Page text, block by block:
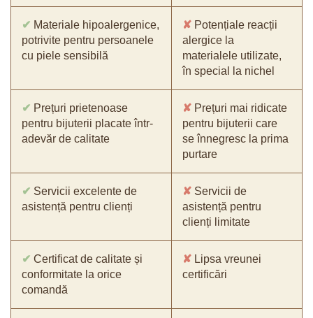
✔ Materiale hipoalergenice,
potrivite pentru persoanele
cu piele sensibilă
✘ Potențiale reacții
alergice la
materialele utilizate,
în special la nichel
✔ Prețuri prietenoase
pentru bijuterii placate într-
adevăr de calitate
✘ Prețuri mai ridicate
pentru bijuterii care
se înnegresc la prima
purtare
✔ Servicii excelente de
asistență pentru clienți
✘ Servicii de
asistență pentru
clienți limitate
✔ Certificat de calitate și
conformitate la orice
comandă
✘ Lipsa vreunei
certificări